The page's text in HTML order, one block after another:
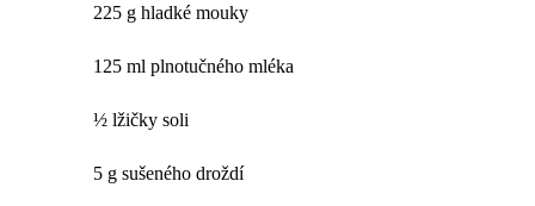
225 g hladké mouky
125 ml plnotučného mléka
½ lžičky soli
5 g sušeného droždí